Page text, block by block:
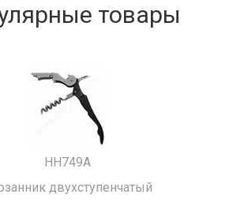
товары
HH749A
двухступенчатый